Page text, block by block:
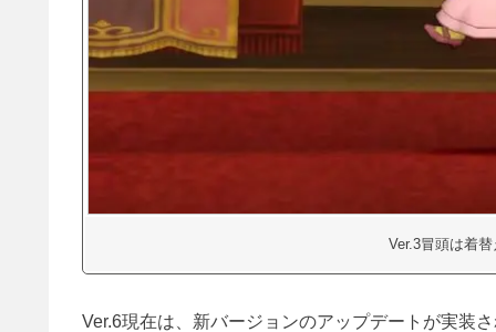
Ver.3冒頭は着
Ver.6現在は、新バージョンのアップデートが実装